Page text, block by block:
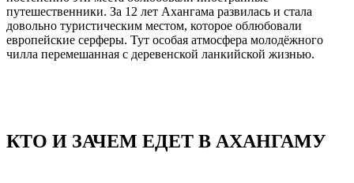
путешественники. За 12 лет Ахангама развилась и стала
довольно туристическим местом, которое облюбовали
европейские серферы. Тут особая атмосфера молодёжного
чилла перемешанная с деревенской ланкийской жизнью.
КТО И ЗАЧЕМ ЕДЕТ В АХАНГАМУ